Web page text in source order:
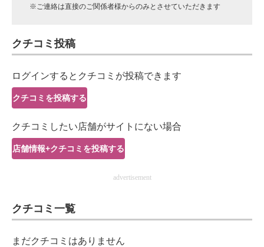
経営リーダーのコミュニティ
ITエンジニア向け専門サイト
企業向けIT製品の総合サイト
IT製品の技術・比較・事例
製造業のIT導入・活用を支援
エレクトロニクス専門サイト
電子設計の基本と応用
※ご連絡は直接のご関係者様からのみとさせていただきます
クチコミ投稿
ログインするとクチコミが投稿できます
クチコミを投稿する
クチコミしたい店舗がサイトにない場合
店舗情報+クチコミを投稿する
advertisement
クチコミ一覧
まだクチコミはありません